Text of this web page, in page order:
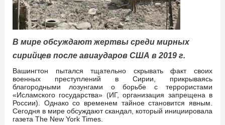
В мире обсуждают жертвы среди мирных
сирийцев после авиаударов США в 2019 г.
Вашингтон пытался тщательно скрывать факт своих
военных преступлений в Сирии, прикрываясь
благородными лозунгами о борьбе с террористами
«Исламского государства» (ИГ, организация запрещена в
России). Однако со временем тайное становится явным.
Сегодня в мире обсуждают скандал, который инициировала
газета The New York Times.